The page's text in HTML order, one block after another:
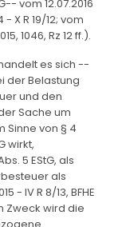
vom 12.07.2016
- X R 19/12; vom
1046, Rz 12 ff.).
es sich --
der Belastung
und den
Sache um
Sinne von § 4
wirkt,
5 EStG, als
als
- IV R 8/13, BFHE
Zweck wird die